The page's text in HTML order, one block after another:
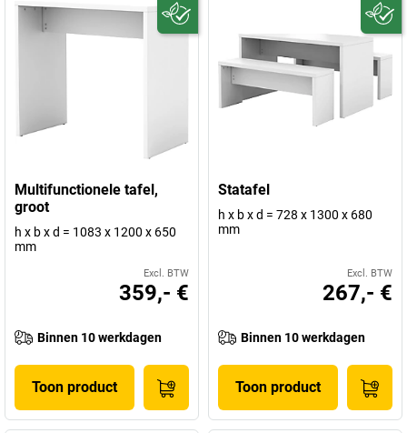
Multifunctionele tafel,
groot
h x b x d = 1083 x 1200 x 650
mm
Excl. BTW
359,- €
Binnen 10 werkdagen
Toon product
Statafel
h x b x d = 728 x 1300 x 680
mm
Excl. BTW
267,- €
Binnen 10 werkdagen
Toon product